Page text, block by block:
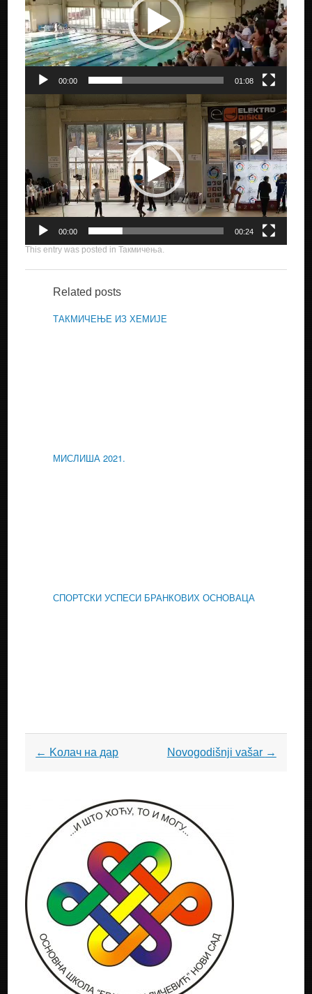
00:00 01:08
Прегледач
00:00 00:24
This entry was posted inТакмичења
Related posts
ТАКМИЧЕЊЕ ИЗ ХЕМИЈЕ
МИСЛИША 2021.
СПОРТСКИ УСПЕСИ БРАНКОВИХ ОСНОВАЦА
Post
← Kолач на дар Novogodišnji vašar →